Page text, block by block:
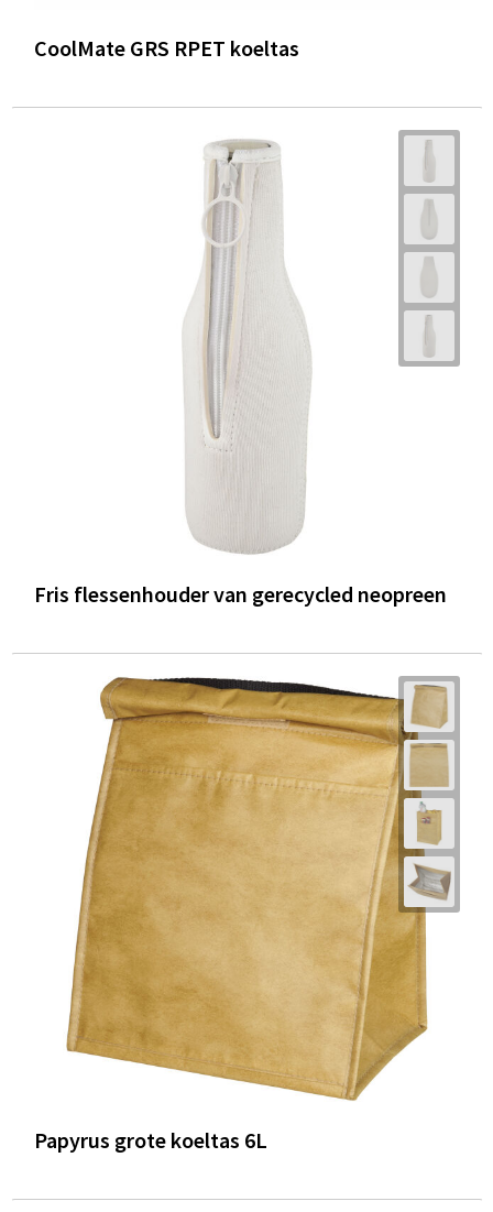
CoolMate GRS RPET koeltas
Fris flessenhouder van gerecycled neopreen
Papyrus grote koeltas 6L